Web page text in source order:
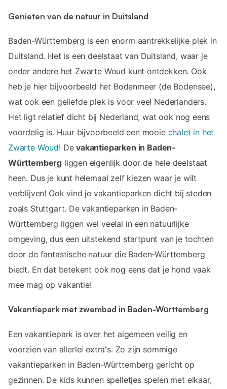
Genieten van de natuur in Duitsland
Baden-Württemberg is een enorm aantrekkelijke plek in
Duitsland. Het is een deelstaat van Duitsland, waar je
onder andere het Zwarte Woud kunt ontdekken. Ook
heb je hier bijvoorbeeld het Bodenmeer (de Bodensee),
wat ook een geliefde plek is voor veel Nederlanders.
Het ligt relatief dicht bij Nederland, wat ook nog eens
voordelig is. Huur bijvoorbeeld een mooie chalet in het
Zwarte Woud! Devakantieparken in Baden-
Württemberg liggen eigenlijk door de hele deelstaat
heen. Dus je kunt helemaal zelf kiezen waar je wilt
verblijven! Ook vind je vakantieparken dicht bij steden
zoals Stuttgart. De vakantieparken in Baden-
Württemberg liggen wel veelal in een natuurlijke
omgeving, dus een uitstekend startpunt van je tochten
door de fantastische natuur die Baden-Württemberg
biedt. En dat betekent ook nog eens dat je hond vaak
mee mag op vakantie!
Vakantiepark met zwembad in Baden-Württemberg
Een vakantiepark is over het algemeen veilig en
voorzien van allerlei extra's. Zo zijn sommige
vakantieparken in Baden-Württemberg gericht op
gezinnen. De kids kunnen spelletjes spelen met elkaar,